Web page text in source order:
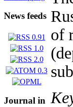
News feeds
Journal in
of